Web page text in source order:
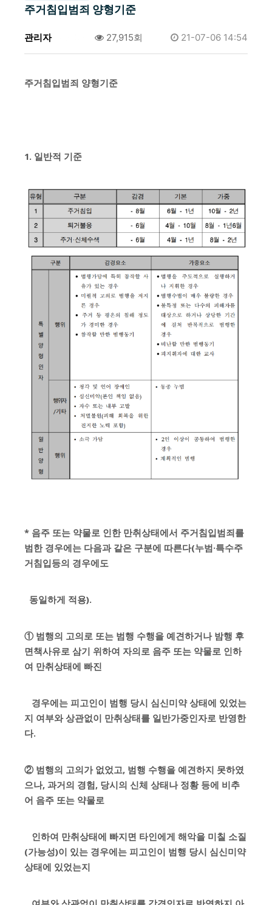
주거침입범죄 양형기준
관리자 27,915회 21-07-06 14:54
​주거침입범죄 양형기준
1. 일반적 기준
* 음주 또는 약물로 인한 만취상태에서 주거침입범죄를
범한 경우에는 다음과 같은 구분에 따른다(누범·특수주
거침입등의 경우에도
동일하게 적용).
① 범행의 고의로 또는 범행 수행을 예견하거나 밤행 후
면책사유로 삼기 위하여 자의로 음주 또는 약물로 인하
여 만취상태에 빠진
경우에는 피고인이 범행 당시 심신미약 상태에 있었는
지 여부와 상관없이 만취상태를 일반가중인자로 반영한
다.
② 범행의 고의가 없었고, 범행 수행을 예견하지 못하였
으나, 과거의 경험, 당시의 신체 상태나 정황 등에 비추
어 음주 또는 약물로
인하여 만취상태에 빠지면 타인에게 해악을 미칠 소질
(가능성)이 있는 경우에는 피고인이 범행 당시 심신미약
상태에 있었는지